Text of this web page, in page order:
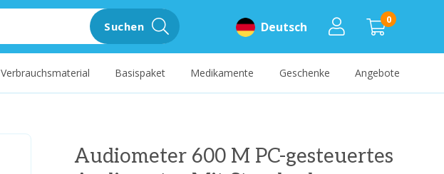
0
Deutsch
Suchen
Verbrauchsmaterial Basispaket Medikamente Geschenke Angebote
Audiometer 600 M PC-gesteuertes